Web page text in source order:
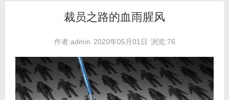
裁员之路的血雨腥风
作者:admin 2020年05月01日 浏览:76